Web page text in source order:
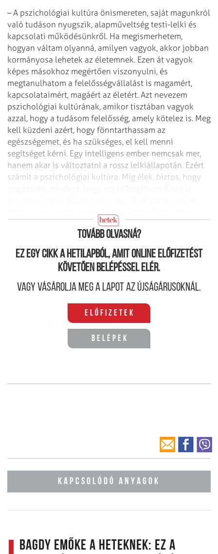
– A pszichológiai kultúra önismereten, saját magunkról
való tudáson nyugszik, alapműveltség testi-lelki és
kapcsolati működésünkről. Ha megismerhetem,
hogyan váltam olyanná, amilyen vagyok, akkor jobban
kormányosa lehetek az életemnek. Ezen át vagyok
képes másokhoz megértően viszonyulni, és
megtanulhatom a felelősségvállalást is magamért,
kapcsolataimért, magáért az életért. Azt nevezem
pszichológiai kultúrának, amikor tisztában vagyok
azzal, hogy a tudásom felelősség, amely kötelez is. Meg
kell küzdeni azért, hogy fönntarthassam az
egészségemet, és ha szükséges, el kell menni
segítséget kérni. Egy intelligens ember nemcsak mer,
hanem akar is változtatni a rossz lelkiállapotán. Ezért
számít a pszichológiai kultúra. Míg élek, biztos, hogy
Tovább olvasná?
Ez egy cikk a hetilapból, amit online előfizetést
követően belépéssel elér.
Vagy vásárolja meg a lapot az újságárusoknál.
Előfizetek
Belépek
KAPCSOLÓDÓ ANYAGOK
Bagdy Emőke a Heteknek: Ez a